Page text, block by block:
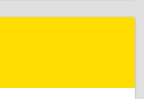
обл, Боровичский р-н,